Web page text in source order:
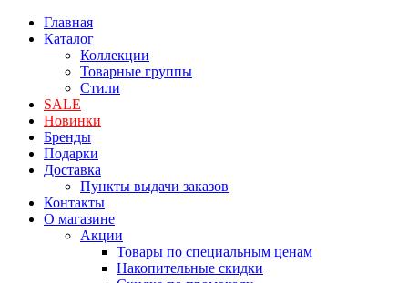
Главная
Каталог
Коллекции
Товарные группы
Стили
SALE
Новинки
Бренды
Подарки
Доставка
Пункты выдачи заказов
Контакты
О магазине
Акции
Товары по специальным ценам
Накопительные скидки